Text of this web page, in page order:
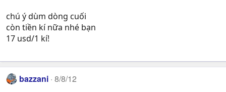
chú ý dùm dòng cuối
còn tiền kí nữa nhé bạn
17 usd/1 kí!
bazzani 8/8/12